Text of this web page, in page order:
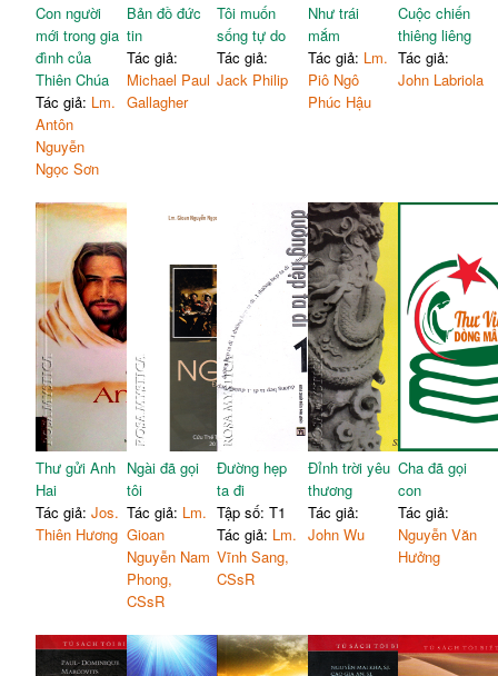
Con người
mới trong gia
đình của
Thiên Chúa
Tác giả: Lm.
Antôn
Nguyễn
Ngọc Sơn
Bản đồ đức
tin
Tác giả:
Michael Paul
Gallagher
Tôi muốn
sống tự do
Tác giả:
Jack Philip
Như trái
mắm
Tác giả: Lm.
Piô Ngô
Phúc Hậu
Cuộc chiến
thiêng liêng
Tác giả:
John Labriola
Thư gửi Anh
Hai
Tác giả:Jos.
Thiên Hương
Ngài đã gọi
tôi
Tác giả: Lm.
Gioan
Nguyễn Nam
Phong,
CSsR
Đường hẹp
ta đi
Tập số: T1
Tác giả: Lm.
Vĩnh Sang,
CSsR
Đỉnh trời yêu
thương
Tác giả:
John Wu
Cha đã gọi
con
Tác giả:
Nguyễn Văn
Hưởng